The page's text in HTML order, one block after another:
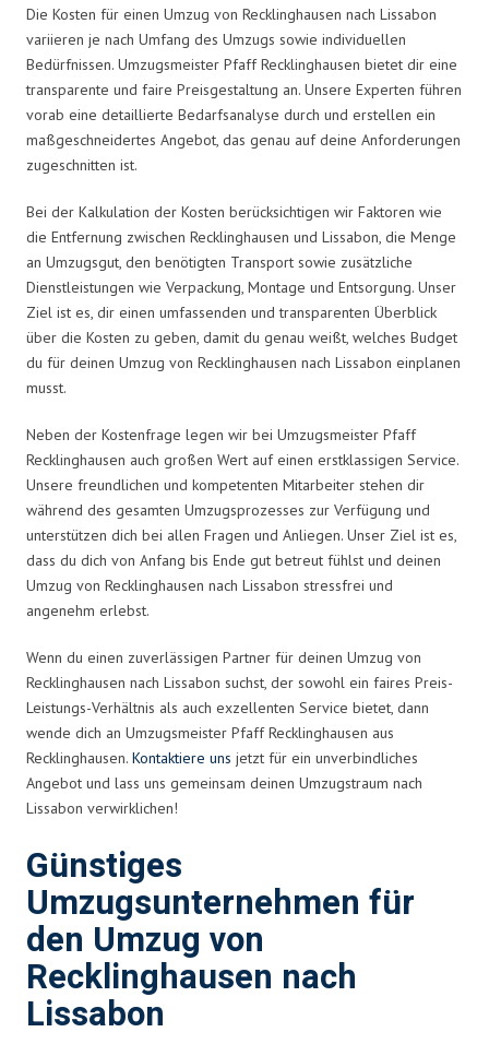
Die Kosten für einen Umzug von Recklinghausen nach Lissabon
variieren je nach Umfang des Umzugs sowie individuellen
Bedürfnissen. Umzugsmeister Pfaff Recklinghausen bietet dir eine
transparente und faire Preisgestaltung an. Unsere Experten führen
vorab eine detaillierte Bedarfsanalyse durch und erstellen ein
maßgeschneidertes Angebot, das genau auf deine Anforderungen
zugeschnitten ist.
Bei der Kalkulation der Kosten berücksichtigen wir Faktoren wie
die Entfernung zwischen Recklinghausen und Lissabon, die Menge
an Umzugsgut, den benötigten Transport sowie zusätzliche
Dienstleistungen wie Verpackung, Montage und Entsorgung. Unser
Ziel ist es, dir einen umfassenden und transparenten Überblick
über die Kosten zu geben, damit du genau weißt, welches Budget
du für deinen Umzug von Recklinghausen nach Lissabon einplanen
musst.
Neben der Kostenfrage legen wir bei Umzugsmeister Pfaff
Recklinghausen auch großen Wert auf einen erstklassigen Service.
Unsere freundlichen und kompetenten Mitarbeiter stehen dir
während des gesamten Umzugsprozesses zur Verfügung und
unterstützen dich bei allen Fragen und Anliegen. Unser Ziel ist es,
dass du dich von Anfang bis Ende gut betreut fühlst und deinen
Umzug von Recklinghausen nach Lissabon stressfrei und
angenehm erlebst.
Wenn du einen zuverlässigen Partner für deinen Umzug von
Recklinghausen nach Lissabon suchst, der sowohl ein faires Preis-
Leistungs-Verhältnis als auch exzellenten Service bietet, dann
wende dich an Umzugsmeister Pfaff Recklinghausen aus
Recklinghausen. Kontaktiere uns jetzt für ein unverbindliches
Angebot und lass uns gemeinsam deinen Umzugstraum nach
Lissabon verwirklichen!
Günstiges
Umzugsunternehmen für
den Umzug von
Recklinghausen nach
Lissabon